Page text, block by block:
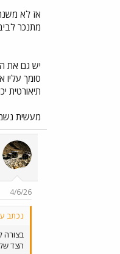
אז לא
מתנכר
יש גם את
סומך
תיאורטית
מעשית
4/6/26
נכתב
בצורה
הצד